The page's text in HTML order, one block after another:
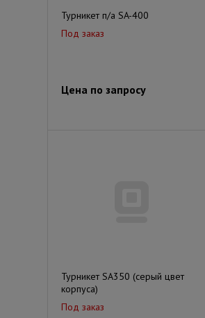
Турникет п/а SA-400
Под заказ
Цена по запросу
Турникет SA350 (серый цвет
корпуса)
Под заказ